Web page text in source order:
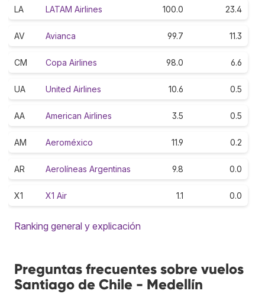
LA LATAM Airlines 100.0 23.4
AV Avianca 99.7 11.3
CM Copa Airlines 98.0 6.6
UA United Airlines 10.6 0.5
AA American Airlines 3.5 0.5
AM Aeroméxico 11.9 0.2
AR Aerolíneas Argentinas 9.8 0.0
X1 X1 Air 1.1 0.0
Ranking general y explicación
Preguntas frecuentes sobre vuelos
Santiago de Chile - Medellín